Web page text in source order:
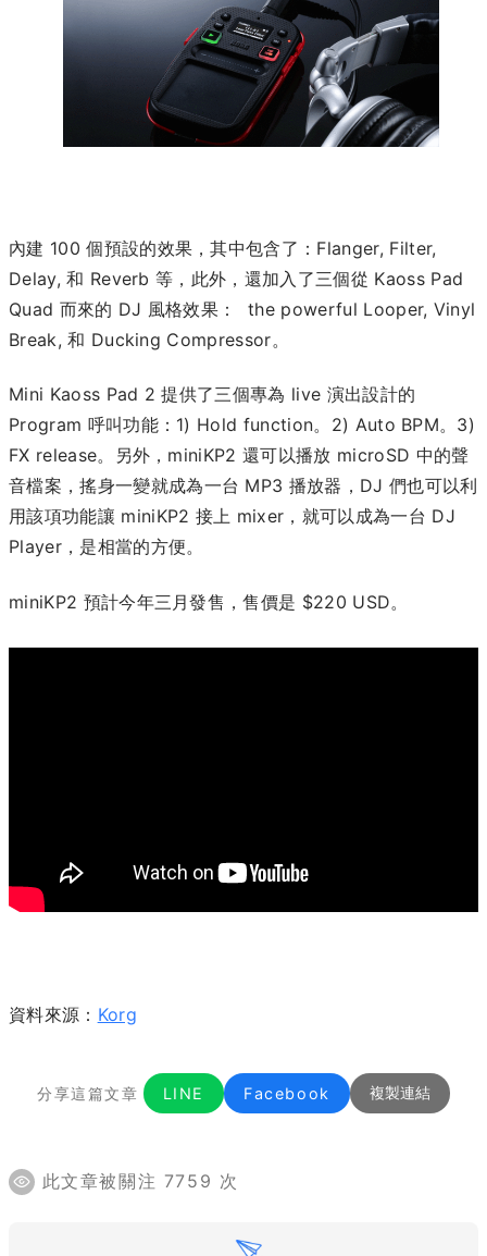
內建 100 個預設的效果，其中包含了：Flanger, Filter,
Delay, 和 Reverb 等，此外，還加入了三個從 Kaoss Pad
Quad 而來的 DJ 風格效果： the powerful Looper, Vinyl
Break, 和 Ducking Compressor。
Mini Kaoss Pad 2 提供了三個專為 live 演出設計的
Program 呼叫功能：1) Hold function。2) Auto BPM。3)
FX release。另外，miniKP2 還可以播放 microSD 中的聲
音檔案，搖身一變就成為一台 MP3 播放器，DJ 們也可以利
用該項功能讓 miniKP2 接上 mixer，就可以成為一台 DJ
Player，是相當的方便。
miniKP2 預計今年三月發售，售價是 $220 USD。
資料來源： Korg
分享這篇文章 LINE Facebook 複製連結
此文章被關注 7759 次